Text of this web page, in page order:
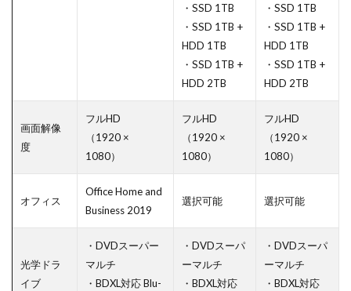
・SSD 1TB
・SSD 1TB +
HDD 1TB
・SSD 1TB +
HDD 2TB
・SSD 1TB
・SSD 1TB +
HDD 1TB
・SSD 1TB +
HDD 2TB
画面解像
度
フルHD
（1920 ×
1080）
フルHD
（1920 ×
1080）
フルHD
（1920 ×
1080）
オフィス
Office Home and
Business 2019
選択可能 選択可能
光学ドラ
イブ
・DVDスーパー
マルチ
・BDXL対応 Blu-
・DVDスーパ
ーマルチ
・BDXL対応
・DVDスーパ
ーマルチ
・BDXL対応